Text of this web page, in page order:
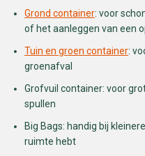
Grond container: voor
of het aanleggen van een
Tuin en groen container:
groenafval
Grofvuil container: voor
spullen
Big Bags: handig bij
ruimte hebt